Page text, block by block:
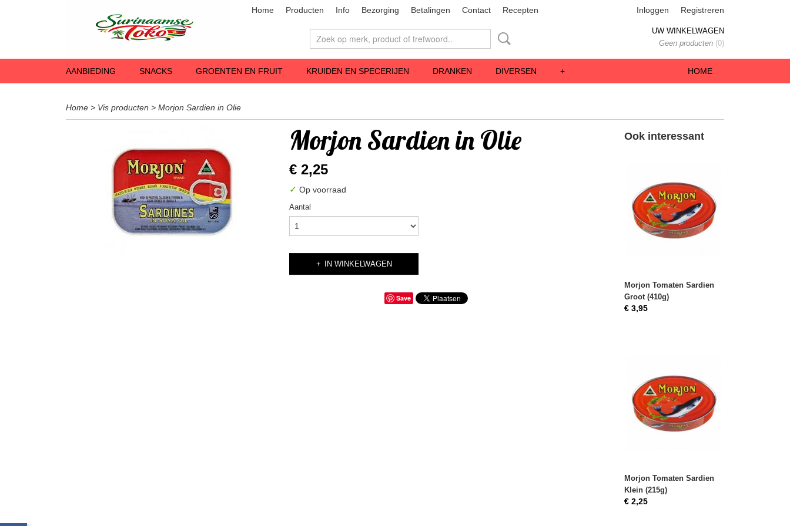
Home Producten Info Bezorging Betalingen Contact Recepten Inloggen Registreren
UW WINKELWAGEN
Geen producten (0)
HOME
AANBIEDING SNACKS GROENTEN EN FRUIT KRUIDEN EN SPECERIJEN DRANKEN DIVERSEN +
Home > Vis producten > Morjon Sardien in Olie
Morjon Sardien in Olie
€ 2,25
✓ Op voorraad
Aantal
IN WINKELWAGEN
Save
Ook interessant
Morjon Tomaten Sardien
Groot (410g)
€ 3,95
Morjon Tomaten Sardien
Klein (215g)
€ 2,25